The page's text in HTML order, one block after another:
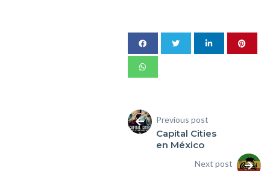
Previous post
Capital Cities
en México
Next post